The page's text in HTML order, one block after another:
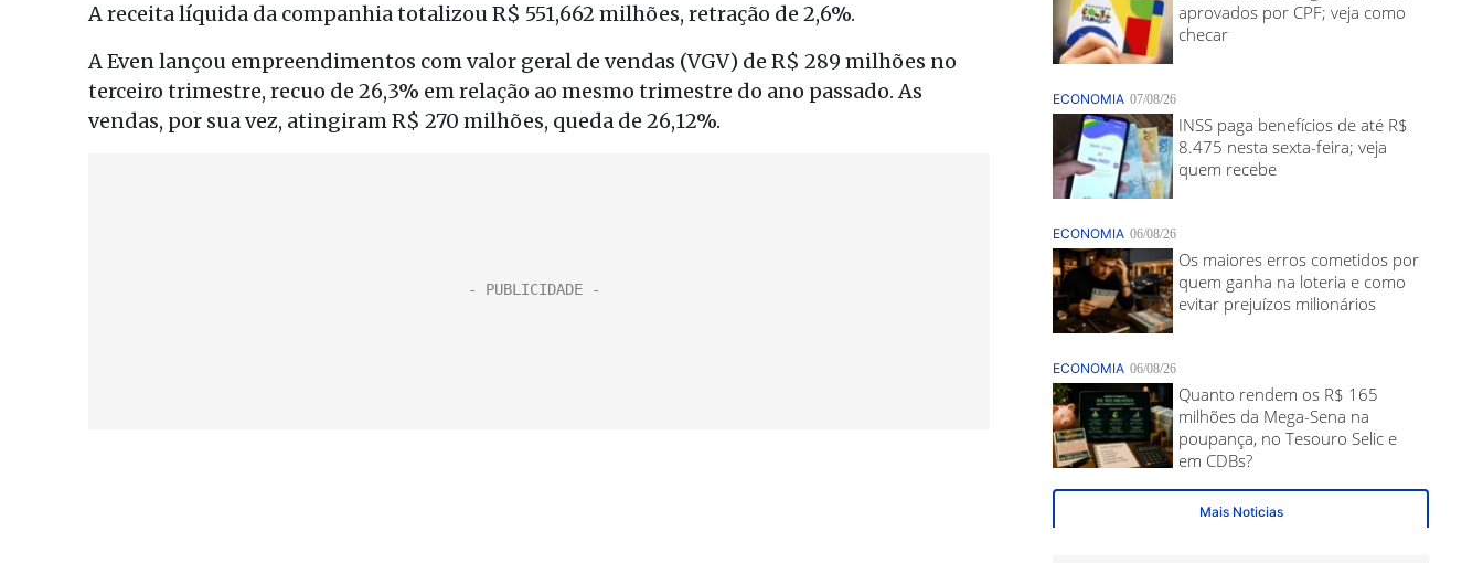
A receita líquida da companhia totalizou R$ 551,662 milhões, retração de 2,6%.
A Even lançou empreendimentos com valor geral de vendas (VGV) de R$ 289 milhões no
terceiro trimestre, recuo de 26,3% em relação ao mesmo trimestre do ano passado. As
vendas, por sua vez, atingiram R$ 270 milhões, queda de 26,12%.